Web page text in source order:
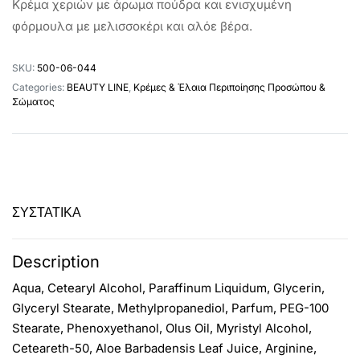
Κρέμα χεριών με άρωμα πούδρα και ενισχυμένη
φόρμουλα με μελισσοκέρι και αλόε βέρα.
SKU: 500-06-044
Categories: BEAUTY LINE Κρέμες & Έλαια Περιποίησης Προσώπου &
Σώματος
ΣΥΣΤΑΤΙΚΑ
Description
Aqua, Cetearyl Alcohol, Paraffinum Liquidum, Glycerin,
Glyceryl Stearate, Methylpropanediol, Parfum, PEG-100
Stearate, Phenoxyethanol, Olus Oil, Myristyl Alcohol,
Ceteareth-50, Aloe Barbadensis Leaf Juice, Arginine,